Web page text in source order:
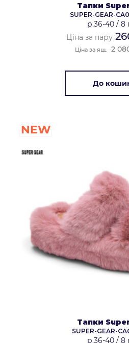
Тапки
SUPER-GEAR-
р.36-40 / 8
Ціна за пару
Ціна за ящ. 2
До
NEW
Тапки
SUPER-GEAR-
р.36-40 / 8